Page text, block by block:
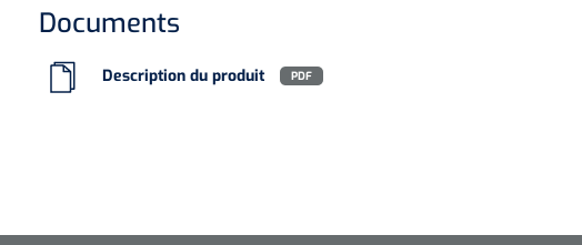
Documents
Description du produit PDF